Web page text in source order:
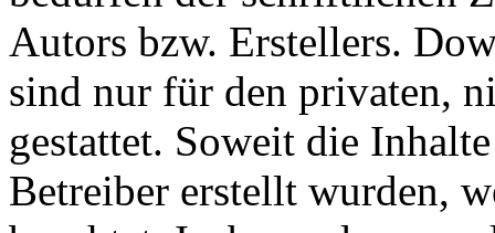
Autors bzw. Erstellers.
sind nur für den privaten,
gestattet. Soweit die
Betreiber erstellt wurden,